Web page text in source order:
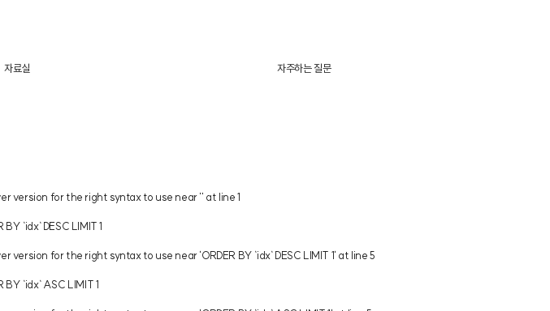
자료실
자주하는 질문
version for the right syntax to use near '' at line 1
`idx` DESC LIMIT 1
version for the right syntax to use near 'ORDER BY `idx` DESC LIMIT 1' at line 5
`idx` ASC LIMIT 1